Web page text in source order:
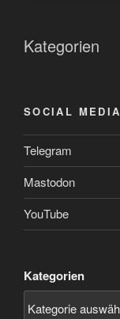
Kategorien
SOCIAL MEDIA
Telegram
Mastodon
YouTube
Kategorien